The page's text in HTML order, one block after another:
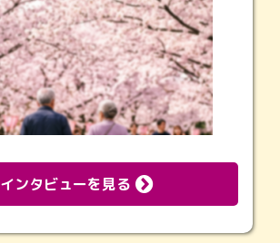
インタビューを見る